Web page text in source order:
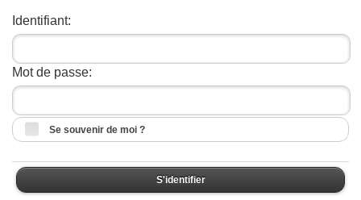
Identifiant:
Mot de passe:
Se souvenir de moi ?
S'identifier